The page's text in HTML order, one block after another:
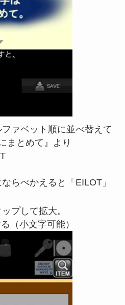
ファベット順に並べ替えて
まとめて』より
らべかえると「EILOT」
プして拡大。
（小文字可能）